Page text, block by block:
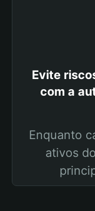
Evite
com a
Enquanto
ativos